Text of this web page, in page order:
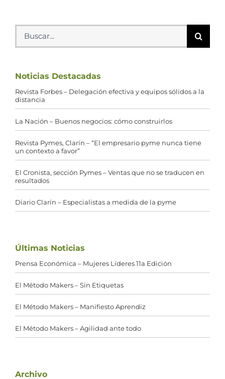
Buscar:
Noticias Destacadas
Revista Forbes – Delegación efectiva y equipos sólidos a la
distancia
La Nación – Buenos negocios: cómo construirlos
Revista Pymes, Clarín – “El empresario pyme nunca tiene
un contexto a favor”
El Cronista, sección Pymes – Ventas que no se traducen en
resultados
Diario Clarín – Especialistas a medida de la pyme
Últimas Noticias
Prensa Económica – Mujeres Líderes 11a Edición
El Método Makers – Sin Etiquetas
El Método Makers – Manifiesto Aprendiz
El Método Makers – Agilidad ante todo
Archivo